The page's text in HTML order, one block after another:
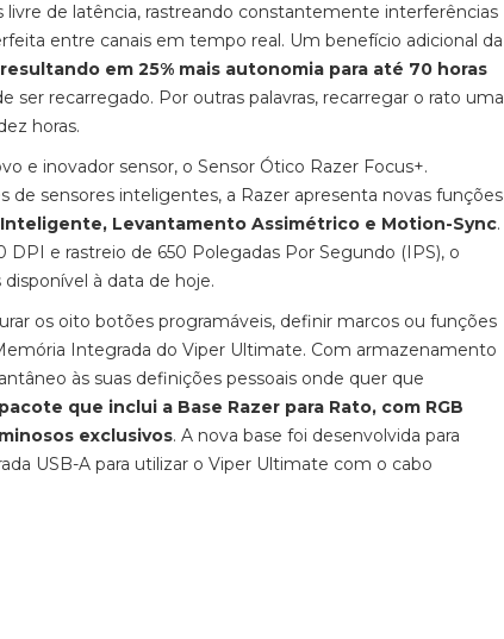
de latência, rastreando constantemente interferências
entre canais em tempo real. Um benefício adicional da
em 25% mais autonomia para até 70 horas
recarregado. Por outras palavras, recarregar o rato uma
horas.
e inovador sensor, o Sensor Ótico Razer Focus+.
sensores inteligentes, a Razer apresenta novas funções
Levantamento Assimétrico e Motion-Sync.
e rastreio de 650 Polegadas Por Segundo (IPS), o
à data de hoje.
os oito botões programáveis, definir marcos ou funções
Integrada do Viper Ultimate. Com armazenamento
às suas definições pessoais onde quer que
que inclui a Base Razer para Rato, com RGB
exclusivos. A nova base foi desenvolvida para
USB-A para utilizar o Viper Ultimate com o cabo